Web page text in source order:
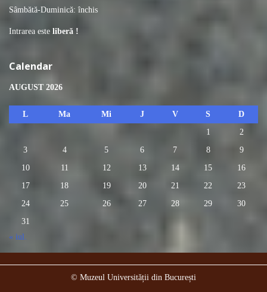
Sâmbătă-Duminică: închis
Intrarea este liberă !
Calendar
AUGUST 2026
L Ma Mi J V S
D
1
2
3
4 5 6 7 8
9
10
11 12 13 14 15
16
17
18 19 20 21 22
23
24
25 26 27 28 29
30
31
« iul.
© Muzeul Universității din București